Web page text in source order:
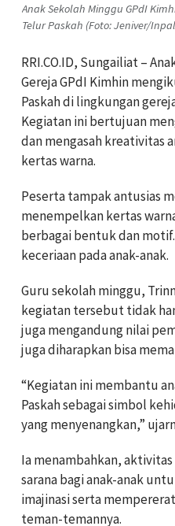
Anak Sekolah Minggu GPdI
Telur Paskah (Foto: Jeniver/
RRI.CO.ID, Sungailiat –
Gereja GPdI Kimhin
Paskah di lingkungan
Kegiatan ini bertujuan
dan mengasah kreativitas
kertas warna.
Peserta tampak antusias
menempelkan kertas
berbagai bentuk dan
keceriaan pada anak-anak.
Guru sekolah minggu,
kegiatan tersebut tidak
juga mengandung nilai
juga diharapkan bisa
“Kegiatan ini membantu
Paskah sebagai simbol
yang menyenangkan,”
Ia menambahkan,
sarana bagi anak-anak
imajinasi serta
teman-temannya.